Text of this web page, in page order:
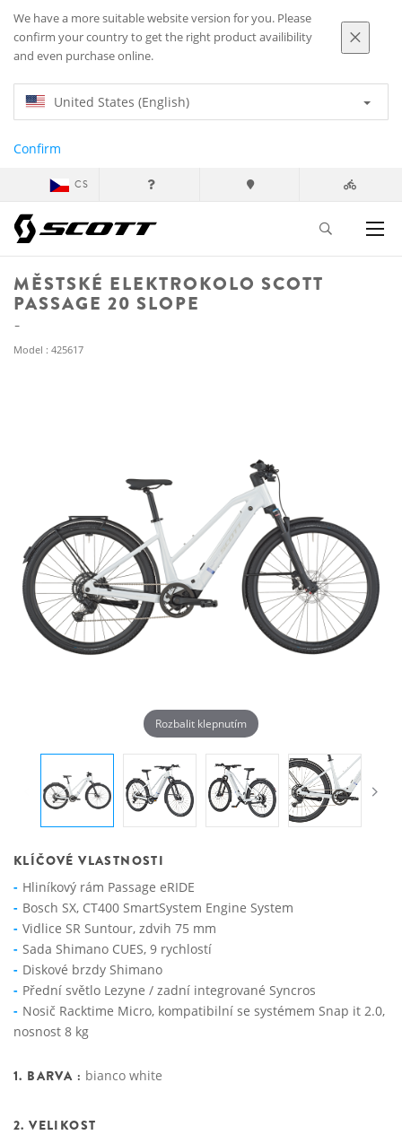
We have a more suitable website version for you. Please
confirm your country to get the right product availibility
and even purchase online.
United States (English)
Confirm
CS
MĚSTSKÉ ELEKTROKOLO SCOTT
PASSAGE 20 SLOPE
Model : 425617
Rozbalit klepnutím
KLÍČOVÉ VLASTNOSTI
Hliníkový rám Passage eRIDE
Bosch SX, CT400 SmartSystem Engine System
Vidlice SR Suntour, zdvih 75 mm
Sada Shimano CUES, 9 rychlostí
Diskové brzdy Shimano
Přední světlo Lezyne / zadní integrované Syncros
Nosič Racktime Micro, kompatibilní se systémem Snap it 2.0,
nosnost 8 kg
1. BARVA : bianco white
2. VELIKOST